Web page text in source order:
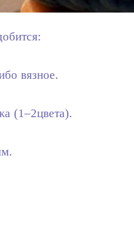
вязное.
(1–2цвета).